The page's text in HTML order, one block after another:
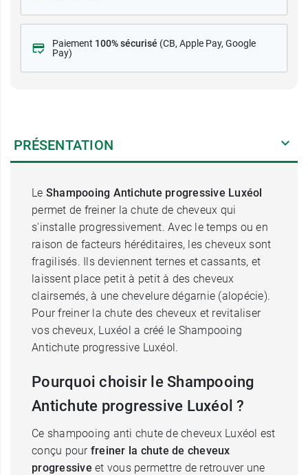
Paiement 100% sécurisé (CB, Apple Pay, Google
Pay)
PRÉSENTATION
Le Shampooing Antichute progressive Luxéol
permet de freiner la chute de cheveux qui
s'installe progressivement. Avec le temps ou en
raison de facteurs héréditaires, les cheveux sont
fragilisés. Ils deviennent ternes et cassants, et
laissent place petit à petit à des cheveux
clairsemés, à une chevelure dégarnie (alopécie).
Pour freiner la chute des cheveux et revitaliser
vos cheveux, Luxéol a créé le Shampooing
Antichute progressive Luxéol.
Pourquoi choisir le Shampooing
Antichute progressive Luxéol ?
Ce shampooing anti chute de cheveux Luxéol est
conçu pourfreiner la chute de cheveux
progressive et vous permettre de retrouver une